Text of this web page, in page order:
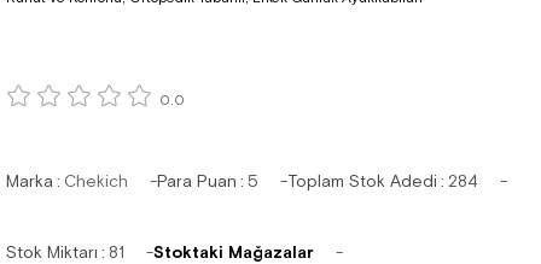
0.0
Marka : Chekich Para Puan : 5 Toplam Stok Adedi : 284
Stok Miktarı : 81 Stoktaki Mağazalar